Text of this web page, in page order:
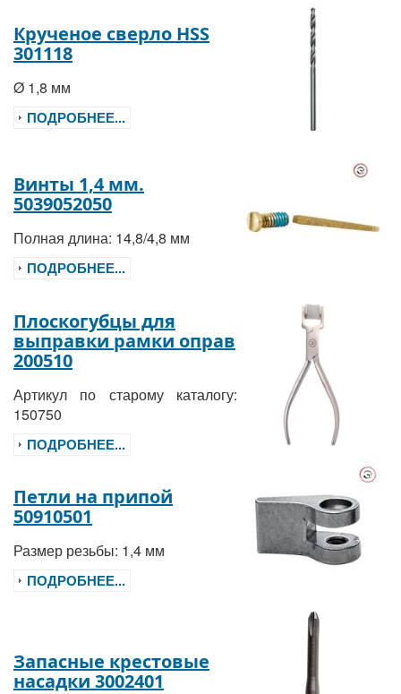
Крученое сверло HSS
301118
Ø 1,8 мм
ПОДРОБНЕЕ...
Винты 1,4 мм.
5039052050
Полная длина: 14,8/4,8 мм
ПОДРОБНЕЕ...
Плоскогубцы для
выправки рамки оправ
200510
Артикул по старому каталогу:
150750
ПОДРОБНЕЕ...
Петли на припой
50910501
Размер резьбы: 1,4 мм
ПОДРОБНЕЕ...
Запасные крестовые
насадки 3002401